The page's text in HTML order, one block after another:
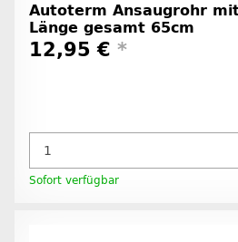
Autoterm Ansaugrohr
Länge gesamt 65cm
12,95 € *
Sofort verfügbar